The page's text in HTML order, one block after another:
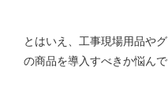
とはいえ、工事現場用品や
の商品を導入すべきか悩ん